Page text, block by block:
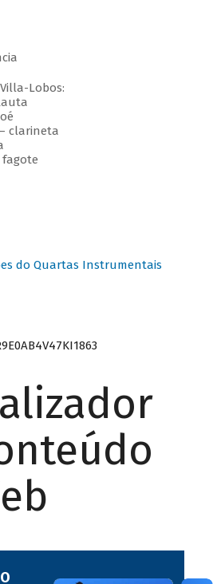
Lobos:
clarineta
fagote
do Quartas Instrumentais